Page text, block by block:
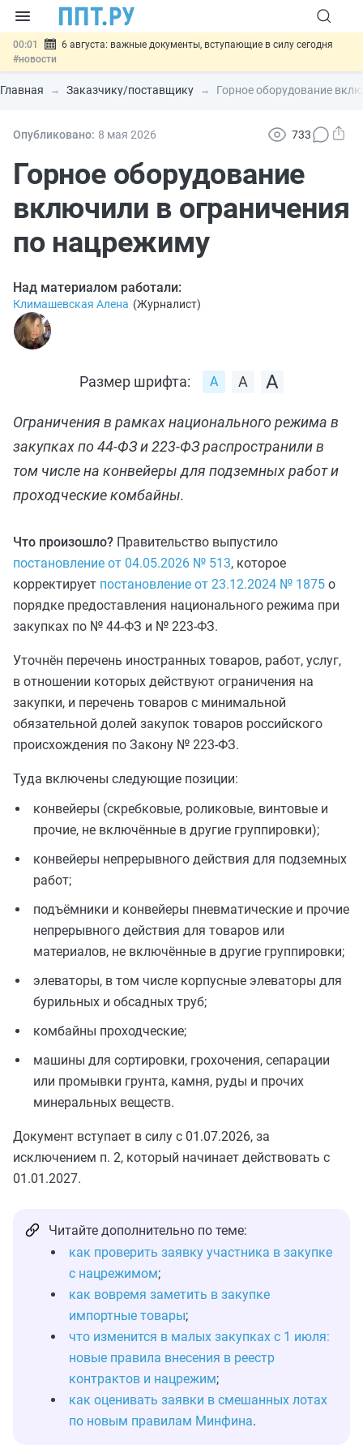
00:01
6 августа: важные документы, вступающие в силу сегодня
#новости
05.08 Обновили сообщения НПФ о договорах НПО и долгосрочных
сбережений#новости
05.08 Систему страхования вкладов распространили на электронные
05.08
Подписан закон об упрощении госзакупок по 44-ФЗ
#новости
Главная Заказчику/поставщику Горное оборудование
Опубликовано: 8 мая 2026 733
Горное оборудование
включили в ограничения
по нацрежиму
Над материалом работали:
Климашевская Алена (Журналист)
Размер шрифта:
Ограничения в рамках национального режима в
закупках по 44‑ФЗ и 223‑ФЗ распространили в
том числе на конвейеры для подземных работ и
проходческие комбайны.
Что произошло? Правительство выпустило
постановление от 04.05.2026 № 513, которое
корректирует постановление от 23.12.2024 № 1875 о
порядке предоставления национального режима при
закупках по № 44‑ФЗ и № 223‑ФЗ.
Уточнён перечень иностранных товаров, работ, услуг,
в отношении которых действуют ограничения на
закупки, и перечень товаров с минимальной
обязательной долей закупок товаров российского
происхождения по Закону № 223‑ФЗ.
Туда включены следующие позиции:
конвейеры (скребковые, роликовые, винтовые и
прочие, не включённые в другие группировки);
конвейеры непрерывного действия для подземных
работ;
подъёмники и конвейеры пневматические и прочие
непрерывного действия для товаров или
материалов, не включённые в другие группировки;
элеваторы, в том числе корпусные элеваторы для
бурильных и обсадных труб;
комбайны проходческие;
машины для сортировки, грохочения, сепарации
или промывки грунта, камня, руды и прочих
минеральных веществ.
Документ вступает в силу с 01.07.2026, за
исключением п. 2, который начинает действовать с
01.01.2027.
Читайте дополнительно по теме:
как проверить заявку участника в закупке
с нацрежимом;
как вовремя заметить в закупке
импортные товары;
что изменится в малых закупках с 1 июля:
новые правила внесения в реестр
контрактов и нацрежим;
как оценивать заявки в смешанных лотах
по новым правилам Минфина.